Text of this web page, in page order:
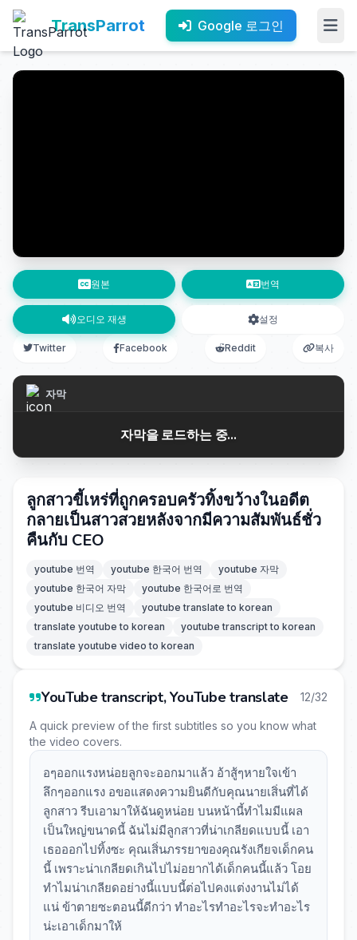
TransParrot Google 로그인
원본 번역
오디오 재생 설정
Twitter Facebook Reddit 복사
자막
자막을 로드하는 중...
ลูกสาวขี้เหร่ที่ถูกครอบครัวทิ้งขว้างในอดีต
กลายเป็นสาวสวยหลังจากมีความสัมพันธ์ชั่ว
คืนกับ CEO
youtube 번역 youtube 한국어 번역
youtube 자막
youtube 한국어 자막
youtube 한국어로 번역
youtube 비디오 번역
youtube translate to korean
translate youtube to korean
youtube transcript to korean
translate youtube video to korean
YouTube transcript, YouTube translate 12/32
A quick preview of the first subtitles so you know what
the video covers.
อๆออกแรงหน่อยลูกจะออกมาแล้ว อ้าสู้ๆหายใจเข้า
ลึกๆออกแรง อขอแสดงความยินดีกับคุณนายเสิ่นที่ได้
ลูกสาว รีบเอามาให้ฉันดูหน่อย บนหน้านี้ทำไมมีแผล
เป็นใหญ่ขนาดนี้ ฉันไม่มีลูกสาวที่น่าเกลียดแบบนี้ เอา
เธอออกไปทิ้งซะ คุณเสิ่นภรรยาของคุณรังเกียจเด็กคน
นี้ เพราะน่าเกลียดเกินไปไม่อยากได้เด็กคนนี้แล้ว โอย
ทำไมน่าเกลียดอย่างนี้แบบนี้ต่อไปคงแต่งงานไม่ได้
แน่ ข้าตายซะตอนนี้ดีกว่า ทำอะไรทำอะไรจะทำอะไร
น่ะเอาเด็กมาให้